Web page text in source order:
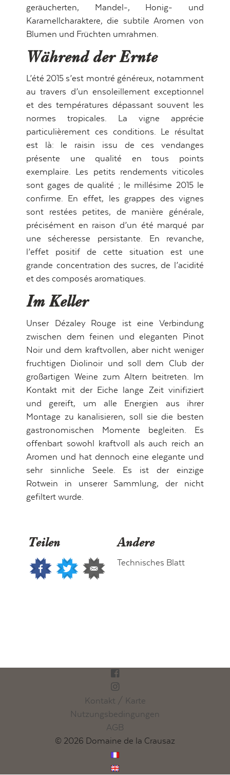
geräucherten, Mandel-, Honig- und
Karamellcharaktere, die subtile Aromen von
Blumen und Früchten umrahmen.
Während der Ernte
L’été 2015 s’est montré généreux, notamment
au travers d’un ensoleillement exceptionnel
et des températures dépassant souvent les
normes tropicales. La vigne apprécie
particulièrement ces conditions. Le résultat
est là: le raisin issu de ces vendanges
présente une qualité en tous points
exemplaire. Les petits rendements viticoles
sont gages de qualité ; le millésime 2015 le
confirme. En effet, les grappes des vignes
sont restées petites, de manière générale,
précisément en raison d’un été marqué par
une sécheresse persistante. En revanche,
l’effet positif de cette situation est une
grande concentration des sucres, de l’acidité
et des composés aromatiques.
Im Keller
Unser Dézaley Rouge ist eine Verbindung
zwischen dem feinen und eleganten Pinot
Noir und dem kraftvollen, aber nicht weniger
fruchtigen Diolinoir und soll dem Club der
großartigen Weine zum Altern beitreten. Im
Kontakt mit der Eiche lange Zeit vinifiziert
und gereift, um alle Energien aus ihrer
Montage zu kanalisieren, soll sie die besten
gastronomischen Momente begleiten. Es
offenbart sowohl kraftvoll als auch reich an
Aromen und hat dennoch eine elegante und
sehr sinnliche Seele. Es ist der einzige
Rotwein in unserer Sammlung, der nicht
gefiltert wurde.
Teilen Andere
Technisches Blatt
Kontakt / Karte
Nutzungsbedingungen
AGB
© 2026 Domaine de la Crausaz